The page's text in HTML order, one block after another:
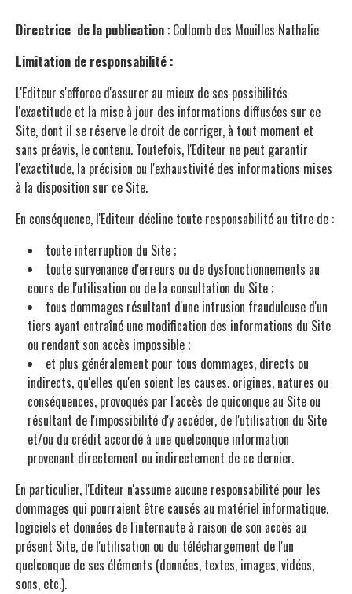
Directrice de la publication : Collomb des Mouilles Nathalie
Limitation de responsabilité :
L'Editeur s'efforce d'assurer au mieux de ses possibilités
l'exactitude et la mise à jour des informations diffusées sur ce
Site, dont il se réserve le droit de corriger, à tout moment et
sans préavis, le contenu. Toutefois, l'Editeur ne peut garantir
l'exactitude, la précision ou l'exhaustivité des informations mises
à la disposition sur ce Site.
En conséquence, l'Editeur décline toute responsabilité au titre de :
toute interruption du Site ;
toute survenance d'erreurs ou de dysfonctionnements au
cours de l'utilisation ou de la consultation du Site ;
tous dommages résultant d'une intrusion frauduleuse d'un
tiers ayant entraîné une modification des informations du Site
ou rendant son accès impossible ;
et plus généralement pour tous dommages, directs ou
indirects, qu'elles qu'en soient les causes, origines, natures ou
conséquences, provoqués par l'accès de quiconque au Site ou
résultant de l'impossibilité d'y accéder, de l'utilisation du Site
et/ou du crédit accordé à une quelconque information
provenant directement ou indirectement de ce dernier.
En particulier, l'Editeur n'assume aucune responsabilité pour les
dommages qui pourraient être causés au matériel informatique,
logiciels et données de l'internaute à raison de son accès au
présent Site, de l'utilisation ou du téléchargement de l'un
quelconque de ses éléments (données, textes, images, vidéos,
sons, etc.).